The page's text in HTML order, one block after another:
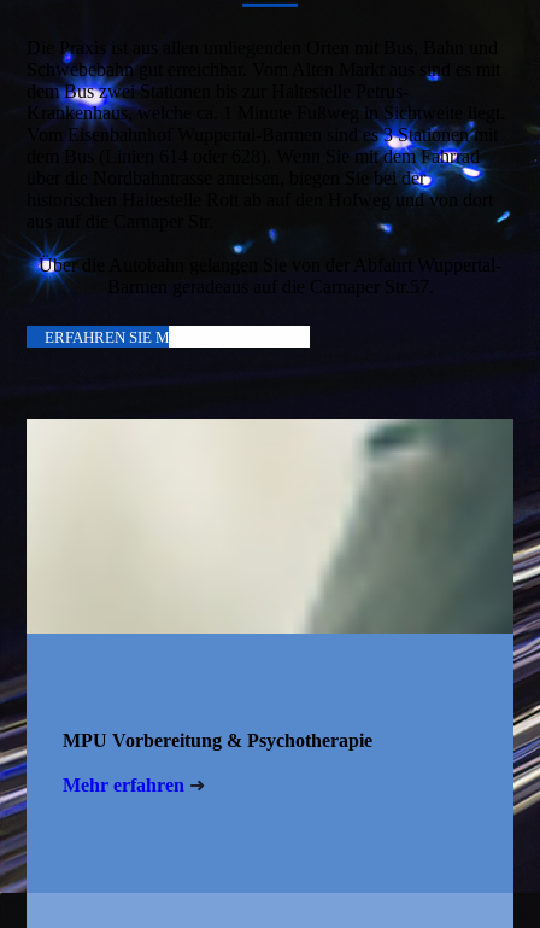
Die Praxis ist aus allen umliegenden Orten mit Bus, Bahn und
Schwebebahn gut erreichbar. Vom Alten Markt aus sind es mit
dem Bus zwei Stationen bis zur Haltestelle Petrus-
Krankenhaus, welche ca. 1 Minute Fußweg in Sichtweite liegt.
Vom Eisenbahnhof Wuppertal-Barmen sind es 3 Stationen mit
dem Bus (Linien 614 oder 628). Wenn Sie mit dem Fahrrad
über die Nordbahntrasse anreisen, biegen Sie bei der
historischen Haltestelle Rott ab auf den Hofweg und von dort
Über die Autobahn gelangen Sie von der Abfahrt Wuppertal-
Barmen geradeaus auf die Carnaper Str.57.
ERFAHREN SIE MEHR ÜBER MICH
MPU Vorbereitung & Psychotherapie
Mehr erfahren ➜